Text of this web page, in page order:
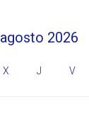
agosto 2026
X J V